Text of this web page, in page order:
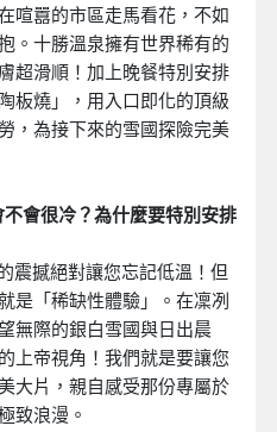
喧囂的市區走馬看花，不如
。十勝溫泉擁有世界稀有的
超滑順！加上晚餐特別安排
板燒」，用入口即化的頂級
，為接下來的雪國探險完美
會很冷？為什麼要特別安排
震撼絕對讓您忘記低溫！但
是「稀缺性體驗」。在凜冽
無際的銀白雪國與日出晨
上帝視角！我們就是要讓您
大片，親自感受那份專屬於
致浪漫。